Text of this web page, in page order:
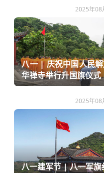
2025年08
八一 | 庆祝中国人民
华禅寺举行升国旗仪式
2025年08
八一建军节 | 八一军